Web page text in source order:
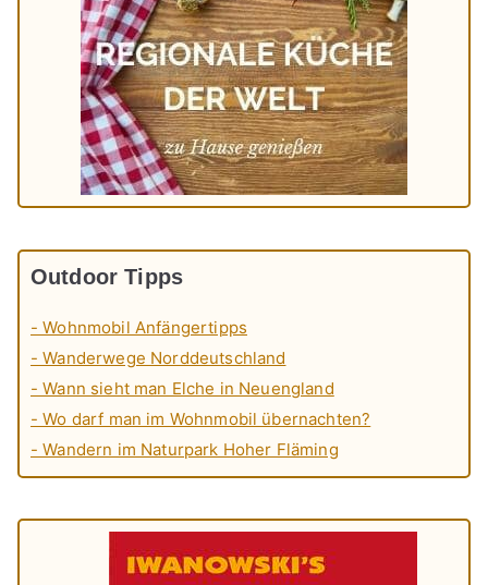
Outdoor Tipps
- Wohnmobil Anfängertipps
- Wanderwege Norddeutschland
- Wann sieht man Elche in Neuengland
- Wo darf man im Wohnmobil übernachten?
- Wandern im Naturpark Hoher Fläming